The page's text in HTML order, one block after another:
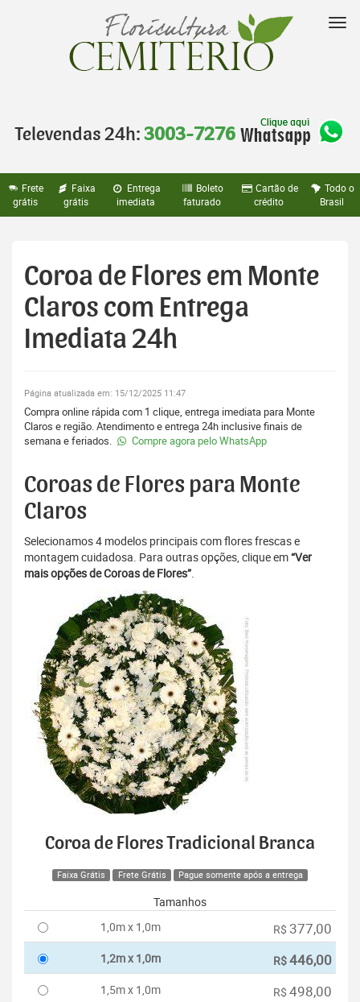
Televendas 24h: 3003-7276
Frete
grátis
Faixa
grátis
Entrega
imediata
Boleto
faturado
Cartão de
crédito
Todo o
Brasil
Coroa de Flores em Monte
Claros com Entrega
Imediata 24h
Página atualizada em: 15/12/2025 11:47
Compra online rápida com 1 clique, entrega imediata para Monte
Claros e região. Atendimento e entrega 24h inclusive finais de
semana e feriados.
Compre agora pelo WhatsApp
Coroas de Flores para Monte
Claros
Selecionamos 4 modelos principais com flores frescas e
montagem cuidadosa. Para outras opções, clique em“Ver
mais opções de Coroas de Flores”.
Coroa de Flores Tradicional Branca
Faixa Grátis Frete Grátis Pague somente após a entrega
Tamanhos
1,0m x 1,0m
R$ 377,00
1,2m x 1,0m R$446,00
1,5m x 1,0m R$ 498,00